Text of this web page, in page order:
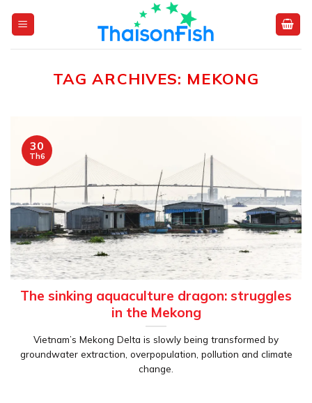
TAG ARCHIVES: MEKONG
The sinking aquaculture dragon: struggles
in the Mekong
Vietnam’s Mekong Delta is slowly being transformed by
groundwater extraction, overpopulation, pollution and climate
change.
30
Th6